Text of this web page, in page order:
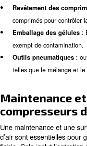
garantissant que l’air
répond aux normes
vis sans
production
d’huile avec filtration
option rentable et
tels que le coût, la